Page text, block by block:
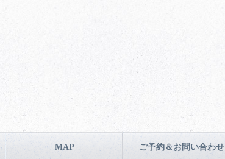
MAP ご予約＆お問い合わせ